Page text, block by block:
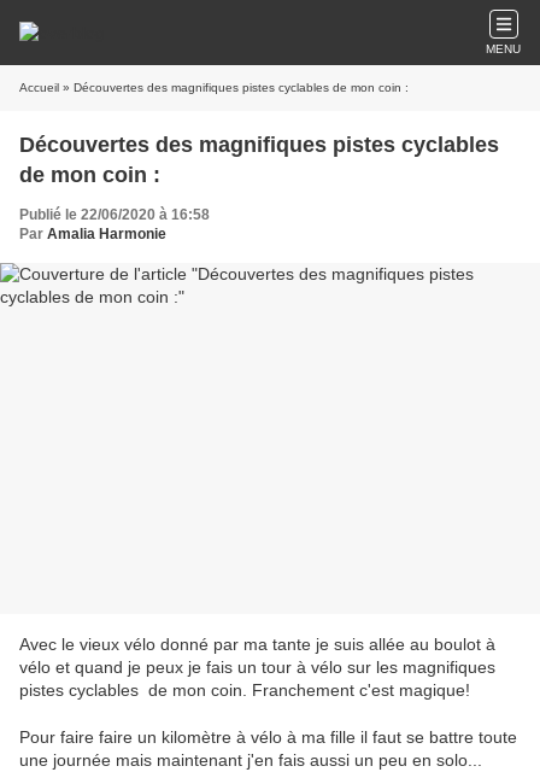
MENU
Accueil » Découvertes des magnifiques pistes cyclables de mon coin :
Découvertes des magnifiques pistes cyclables
de mon coin :
Publié le 22/06/2020 à 16:58
Par Amalia Harmonie
Avec le vieux vélo donné par ma tante je suis allée au boulot à
vélo et quand je peux je fais un tour à vélo sur les magnifiques
pistes cyclables de mon coin. Franchement c'est magique!
Pour faire faire un kilomètre à vélo à ma fille il faut se battre toute
une journée mais maintenant j'en fais aussi un peu en solo...